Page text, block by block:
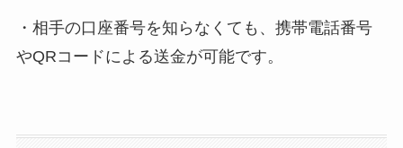
・相手の口座番号を知らなくても、携帯電話番号
やQRコードによる送金が可能です。